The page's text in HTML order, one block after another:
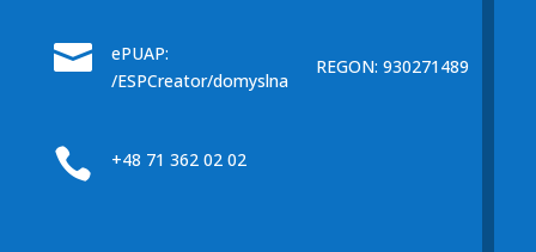

ePUAP:
/ESPCreator/domyslna
REGON: 930271489
 +48 71 362 02 02